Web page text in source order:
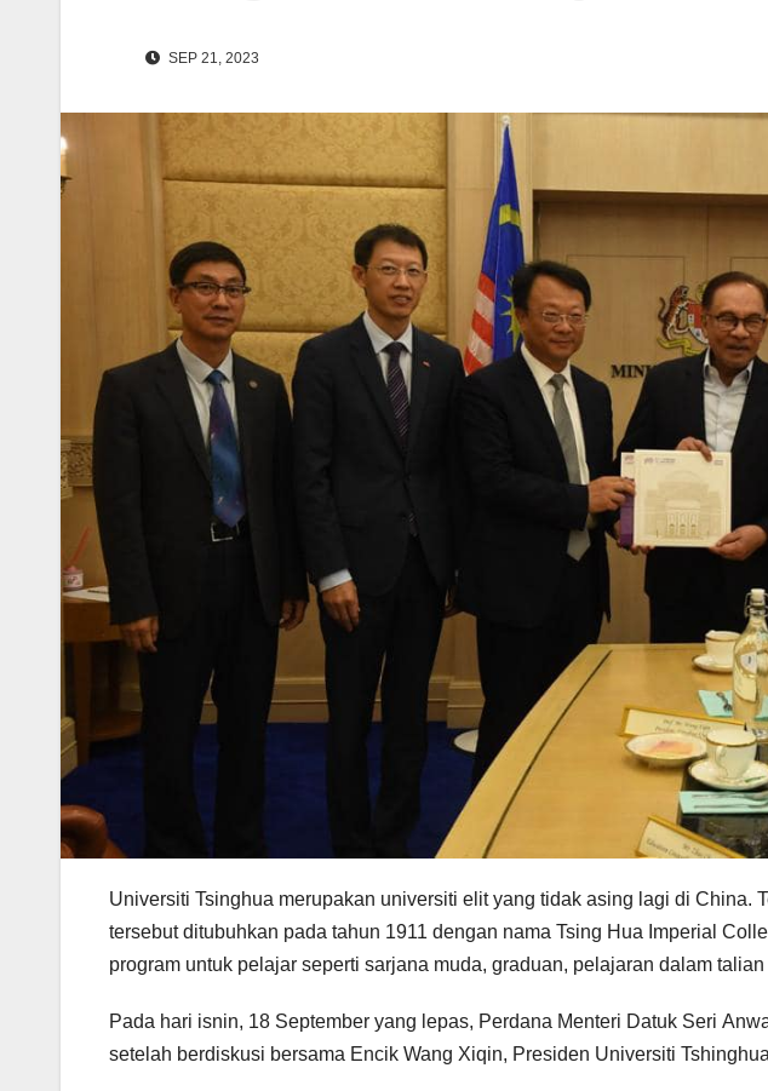
SEP 21, 2023
Universiti Tsinghua merupakan universiti elit yang tidak asing lagi di China.
tersebut ditubuhkan pada tahun 1911 dengan nama Tsing Hua Imperial
program untuk pelajar seperti sarjana muda, graduan, pelajaran dalam
Pada hari isnin, 18 September yang lepas, Perdana Menteri Datuk Seri
setelah berdiskusi bersama Encik Wang Xiqin, Presiden Universiti